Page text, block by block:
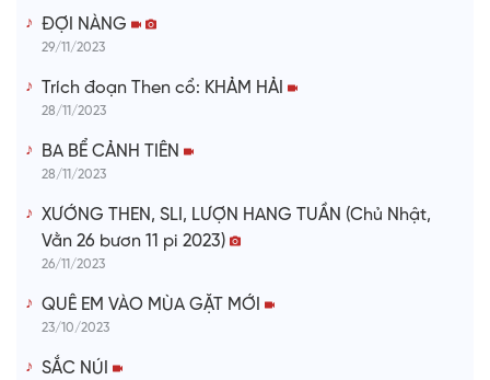
ĐỢI NÀNG
29/11/2023
Trích đoạn Then cổ: KHẢM HẢI
28/11/2023
BA BỂ CẢNH TIÊN
28/11/2023
XƯỚNG THEN, SLI, LƯỢN HANG TUẦN (Chủ Nhật,
Vằn 26 bươn 11 pi 2023)
26/11/2023
QUÊ EM VÀO MÙA GẶT MỚI
23/10/2023
SẮC NÚI